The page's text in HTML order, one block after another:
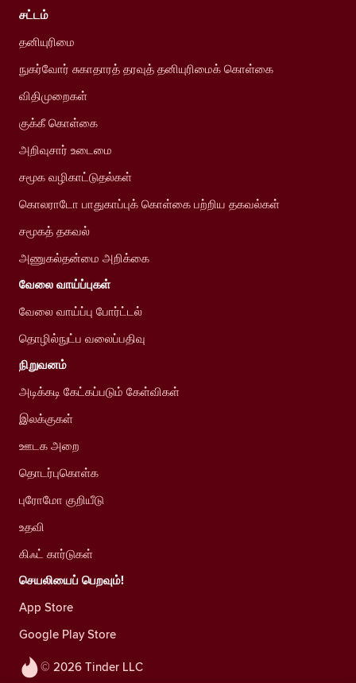
© 2026 Tinder LLC
சட்டம்
தனியுரிமை
நுகர்வோர் சுகாதாரத் தரவுத் தனியுரிமைக் கொள்கை
விதிமுறைகள்
குக்கீ கொள்கை
அறிவுசார் உடைமை
சமூக வழிகாட்டுதல்கள்
கொலராடோ பாதுகாப்புக் கொள்கை பற்றிய தகவல்கள்
சமூகத் தகவல்
அணுகல்தன்மை அறிக்கை
வேலை வாய்ப்புகள்
வேலை வாய்ப்பு போர்ட்டல்
தொழில்நுட்ப வலைப்பதிவு
நிறுவனம்
அடிக்கடி கேட்கப்படும் கேள்விகள்
இலக்குகள்
ஊடக அறை
தொடர்புகொள்க
புரோமோ குறியீடு
உதவி
கிஃட் கார்டுகள்
செயலியைப் பெறவும்!
App Store
Google Play Store